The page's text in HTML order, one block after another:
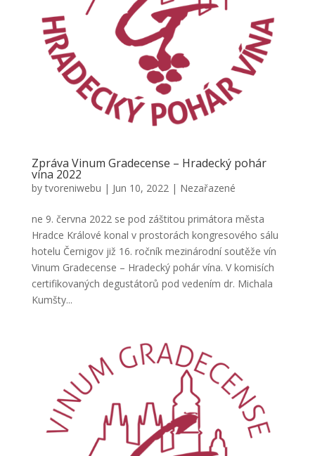
Zpráva Vinum Gradecense – Hradecký pohár
vína 2022
bytvoreniwebu | Jun 10, 2022| Nezařazené
ne 9. června 2022 se pod záštitou primátora města
Hradce Králové konal v prostorách kongresového sálu
hotelu Černigov již 16. ročník mezinárodní soutěže vín
Vinum Gradecense – Hradecký pohár vína. V komisích
certifikovaných degustátorů pod vedením dr. Michala
Kumšty...